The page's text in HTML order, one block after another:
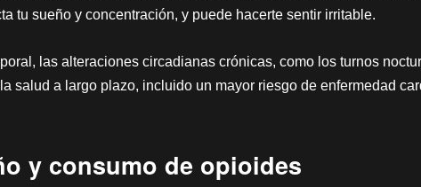
tu sueño y concentración, y puede hacerte sentir irritable.
las alteraciones circadianas crónicas, como los turnos
salud a largo plazo, incluido un mayor riesgo de enfermedad
y consumo de opioides